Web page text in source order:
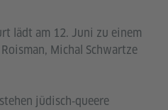
lädt am 12. Juni zu einem
Michal Schwartze
jüdisch‑queere